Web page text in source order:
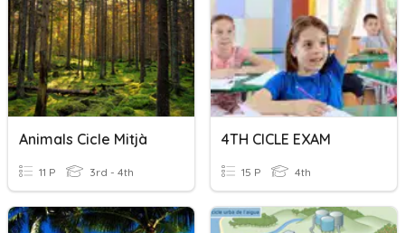
Animals Cicle Mitjà
11 P 3rd - 4th
4TH CICLE EXAM
15 P 4th